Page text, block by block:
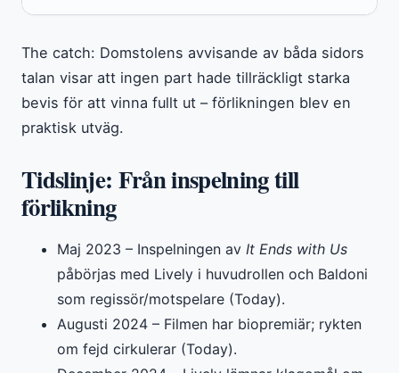
The catch: Domstolens avvisande av båda sidors
talan visar att ingen part hade tillräckligt starka
bevis för att vinna fullt ut – förlikningen blev en
praktisk utväg.
Tidslinje: Från inspelning till
förlikning
Maj 2023 – Inspelningen av It Ends with Us
påbörjas med Lively i huvudrollen och Baldoni
som regissör/motspelare (Today).
Augusti 2024 – Filmen har biopremiär; rykten
om fejd cirkulerar (Today).